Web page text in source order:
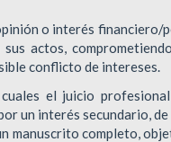
o interés financiero/
actos,
conflicto de intereses.
el juicio
un interés secundario,
manuscrito completo,